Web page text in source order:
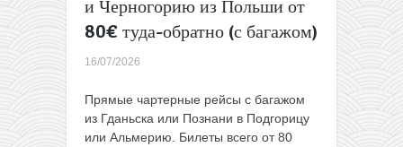
и Черногорию из Польши от
80€ туда-обратно (с багажом)
16/07/2026
Прямые чартерные рейсы с багажом
из Гданьска или Познани в Подгорицу
или Альмерию. Билеты всего от 80